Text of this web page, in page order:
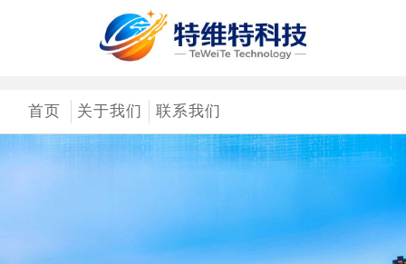
首页 关于我们 联系我们